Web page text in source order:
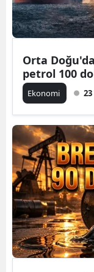
Orta
petrol 100
Ekonomi